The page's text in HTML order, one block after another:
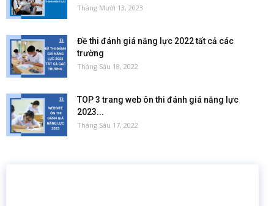
Tháng Mười 13, 2023
Đề thi đánh giá năng lực 2022 tất cả các
trường
Tháng Sáu 18, 2022
TOP 3 trang web ôn thi đánh giá năng lực
2023...
Tháng Sáu 17, 2022